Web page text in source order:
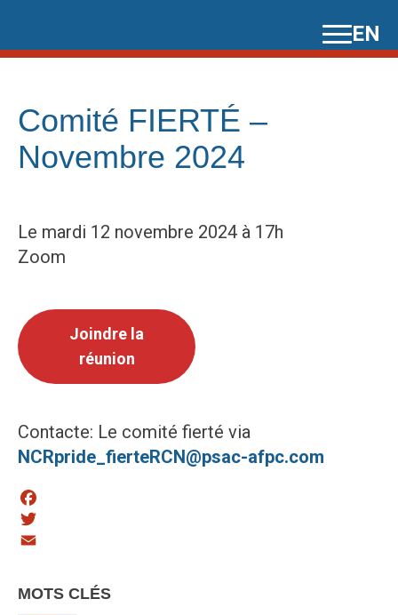
content
EN
Comité FIERTÉ –
Novembre 2024
Le mardi 12 novembre 2024 à 17h
Zoom
Joindre la
réunion
Contacte: Le comité fierté via
NCRpride_fierteRCN@psac-afpc.com
Facebook
Twitter
MOTS CLÉS